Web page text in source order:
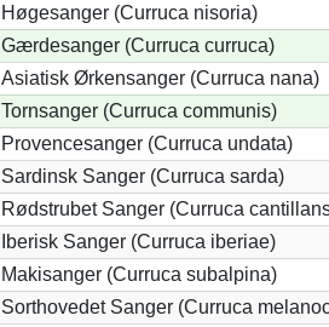
Høgesanger (Curruca nisoria)
Gærdesanger (Curruca curruca)
Asiatisk Ørkensanger (Curruca nana)
Tornsanger (Curruca communis)
Provencesanger (Curruca undata)
Sardinsk Sanger (Curruca sarda)
Rødstrubet Sanger (Curruca
Iberisk Sanger (Curruca iberiae)
Makisanger (Curruca subalpina)
Sorthovedet Sanger (Curruca